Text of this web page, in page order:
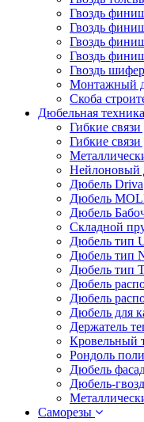
Гвоздь
Гвоздь
Гвоздь
Гвоздь
Гвоздь
Монтажный
Скоба
Дюбельная техника
Гибкие
Гибкие
Нейлоновый
Дюбель Driva
Дюбель
Дюбель
Складной
Дюбель тип
Дюбель тип
Дюбель тип
Дюбель
Дюбель
Дюбель для
Держатель
Кровельный
Рондоль
Дюбель
Дюбель-
Саморезы